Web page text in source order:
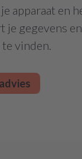
apparaat en
je gegevens
vinden.